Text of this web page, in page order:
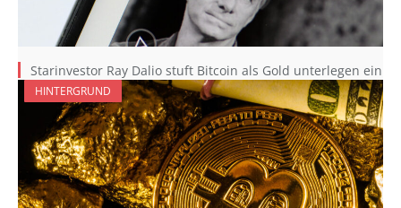
Starinvestor Ray Dalio stuft Bitcoin als Gold unterlegen ein
HINTERGRUND